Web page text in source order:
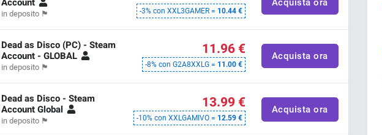
in deposito 🏴 -3% con XXL3GAMER = 10.44 €
Acquista ora
Dead as Disco (PC) - Steam
Account - GLOBAL
in deposito 🏴
11.96 €
-8% con G2A8XXLG = 11.00 €
Acquista ora
Dead as Disco - Steam
Account Global
in deposito 🏴
13.99 €
-10% con XXLGAMIVO = 12.59 €
Acquista ora